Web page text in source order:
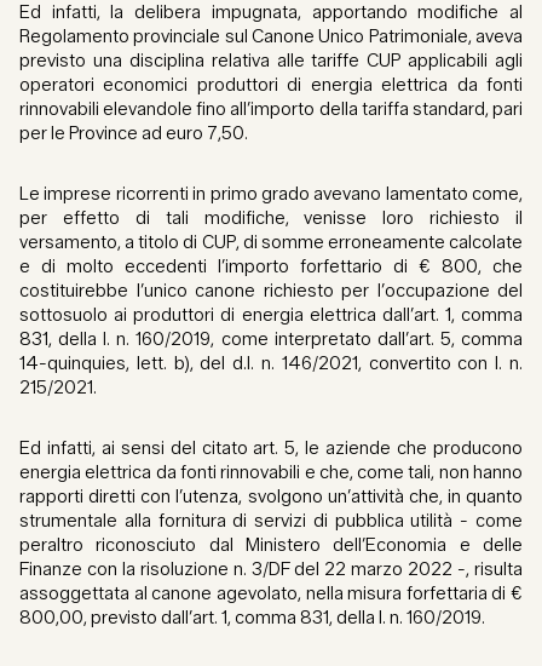
Ed infatti, la delibera impugnata, apportando modifiche al
Regolamento provinciale sul Canone Unico Patrimoniale, aveva
previsto una disciplina relativa alle tariffe CUP applicabili agli
operatori economici produttori di energia elettrica da fonti
rinnovabili elevandole fino all’importo della tariffa standard, pari
per le Province ad euro 7,50.
Le imprese ricorrenti in primo grado avevano lamentato come,
per effetto di tali modifiche, venisse loro richiesto il
versamento, a titolo di CUP, di somme erroneamente calcolate
e di molto eccedenti l’importo forfettario di € 800, che
costituirebbe l’unico canone richiesto per l’occupazione del
sottosuolo ai produttori di energia elettrica dall’art. 1, comma
831, della l. n. 160/2019, come interpretato dall’art. 5, comma
14-quinquies, lett. b), del d.l. n. 146/2021, convertito con l. n.
215/2021.
Ed infatti, ai sensi del citato art. 5, le aziende che producono
energia elettrica da fonti rinnovabili e che, come tali, non hanno
rapporti diretti con l’utenza, svolgono un’attività che, in quanto
strumentale alla fornitura di servizi di pubblica utilità - come
peraltro riconosciuto dal Ministero dell’Economia e delle
Finanze con la risoluzione n. 3/DF del 22 marzo 2022 -, risulta
assoggettata al canone agevolato, nella misura forfettaria di €
800,00, previsto dall’art. 1, comma 831, della l. n. 160/2019.